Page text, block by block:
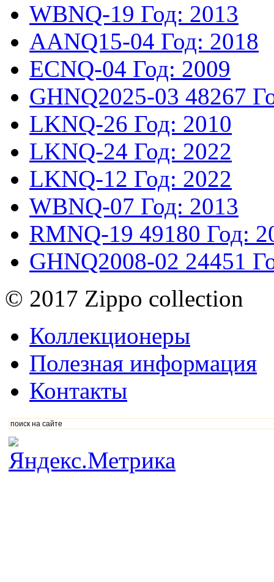
WBNQ-19 Год: 2013
AANQ15-04 Год: 2018
ECNQ-04 Год: 2009
GHNQ2025-03 48267
LKNQ-26 Год: 2010
LKNQ-24 Год: 2022
LKNQ-12 Год: 2022
WBNQ-07 Год: 2013
RMNQ-19 49180 Год:
GHNQ2008-02 24451
© 2017 Zippo collection
Коллекционеры
Полезная информация
Контакты